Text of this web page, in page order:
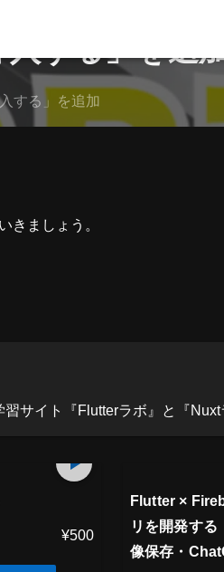
する」を追
する」を追加
きましょう。
サイト『Flutterラボ』と『
27min
¥500
見放題
Flutter ×
リを開発する
像保存・